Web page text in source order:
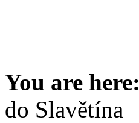
You are here:
do Slavětína